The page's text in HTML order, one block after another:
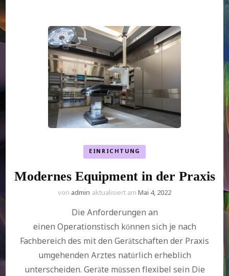
EINRICHTUNG
Modernes Equipment in der Praxis
von admin aktualisiert am Mai 4, 2022
Die Anforderungen an
einen Operationstisch können sich je nach
Fachbereich des mit den Gerätschaften der Praxis
umgehenden Arztes natürlich erheblich
unterscheiden. Geräte müssen flexibel sein Die